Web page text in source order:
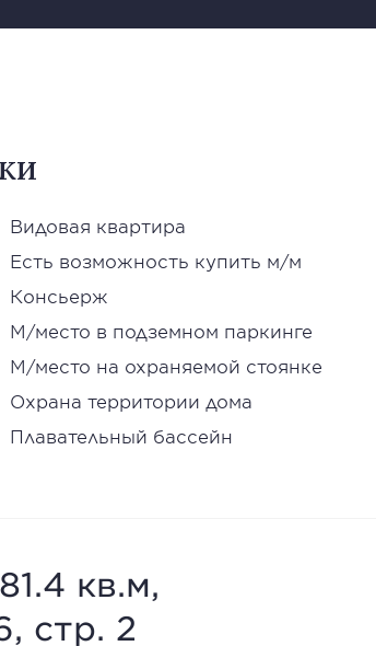
Видовая квартира
Есть возможность купить м/м
Консьерж
М/место в подземном паркинге
М/место на охраняемой стоянке
Охрана территории дома
Плавательный бассейн
кв.м,
стр. 2